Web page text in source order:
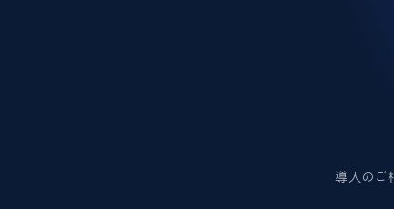
導入のご